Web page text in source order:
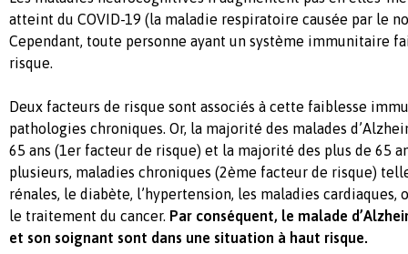
atteint du COVID-19 (la maladie respiratoire causée par le
Cependant, toute personne ayant un système immunitaire
risque.
Deux facteurs de risque sont associés à cette faiblesse
pathologies chroniques. Or, la majorité des malades
65 ans (1er facteur de risque) et la majorité des plus de 65
plusieurs, maladies chroniques (2ème facteur de risque)
rénales, le diabète, l’hypertension, les maladies
le traitement du cancer. Par conséquent, le malade
et son soignant sont dans une situation à haut risque.